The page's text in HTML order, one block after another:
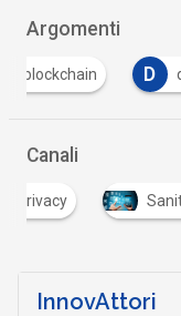
Argomenti
blockchain D
Canali
Privacy
InnovAttori